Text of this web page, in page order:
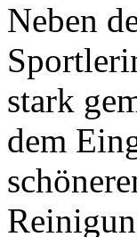
Neben
stark
dem